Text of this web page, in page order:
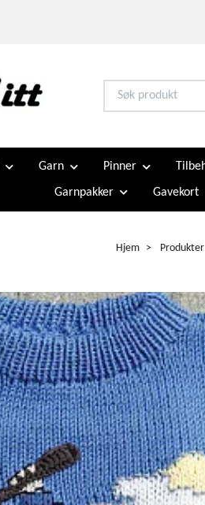
Garn Pinner
Garnpakker Gavekort
Hjem Produkter